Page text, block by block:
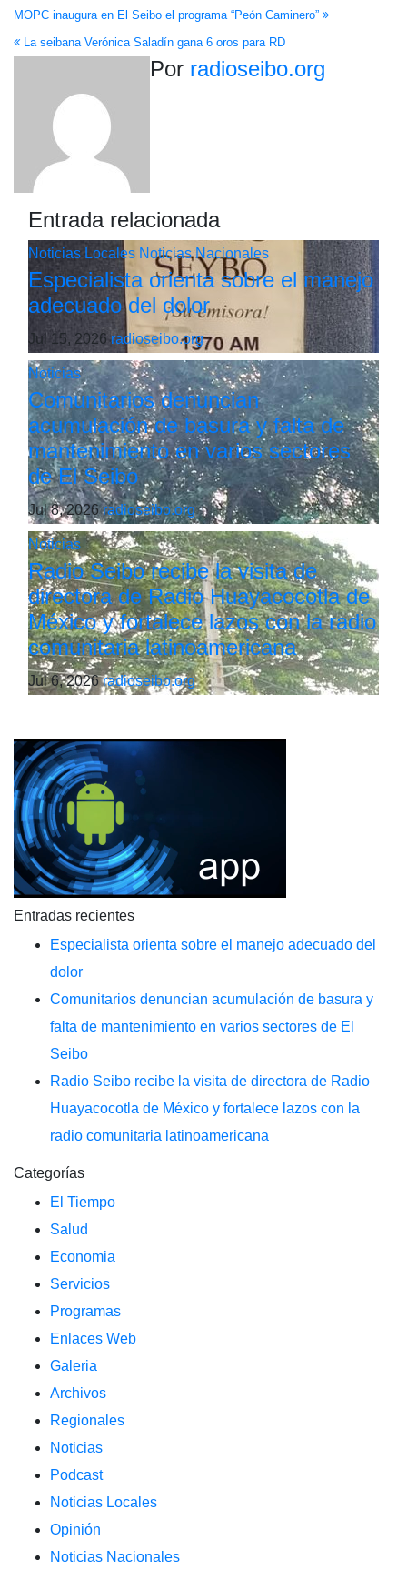
Navegación
de
entradas
MOPC inaugura en El Seibo el programa “Peón Caminero”
La seibana Verónica Saladín gana 6 oros para RD
Por radioseibo.org
Entrada relacionada
Noticias Locales Noticias Nacionales
Especialista orienta sobre el manejo
adecuado del dolor
Jul 15, 2026radioseibo.org
Noticias
Comunitarios denuncian
acumulación de basura y falta de
mantenimiento en varios sectores
de El Seibo
Jul 8, 2026radioseibo.org
Noticias
Radio Seibo recibe la visita de
directora de Radio Huayacocotla de
México y fortalece lazos con la radio
comunitaria latinoamericana
Jul 6, 2026radioseibo.org
Entradas recientes
Especialista orienta sobre el manejo adecuado del
dolor
Comunitarios denuncian acumulación de basura y
falta de mantenimiento en varios sectores de El
Seibo
Radio Seibo recibe la visita de directora de Radio
Huayacocotla de México y fortalece lazos con la
radio comunitaria latinoamericana
Categorías
El Tiempo
Salud
Economia
Servicios
Programas
Enlaces Web
Galeria
Archivos
Regionales
Noticias
Podcast
Noticias Locales
Opinión
Noticias Nacionales